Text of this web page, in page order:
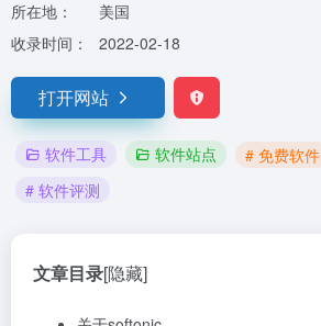
所在地：
美国
收录时间：
2022-02-18
打开网站
软件工具 软件站点 # 免费软件
# 软件评测
文章目录[隐藏]